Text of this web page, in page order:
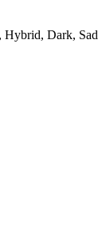
Hybrid, Dark, Sad